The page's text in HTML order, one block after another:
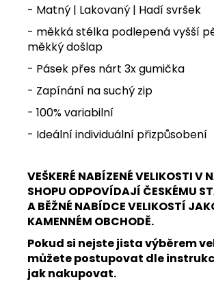
- Matný | Lakovaný | Hadí svršek
- měkká stélka podlepená vyšší
měkký došlap
- Pásek přes nárt 3x gumička
- Zapínání na suchý zip
- 100% variabilní
- Ideální individuální přizpůsobení
VEŠKERÉ NABÍZENÉ VELIKOSTI V
SHOPU ODPOVÍDAJÍ ČESKÉMU
A BĚŽNÉ NABÍDCE VELIKOSTÍ
KAMENNÉM OBCHODĚ.
Pokud si nejste jista výběrem
můžete postupovat dle
jak nakupovat.